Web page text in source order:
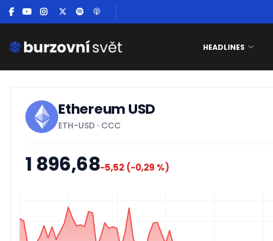
HEADLINES
Ethereum USD
ETH-USD · CCC
1 896,68−5,52 (−0,29 %)